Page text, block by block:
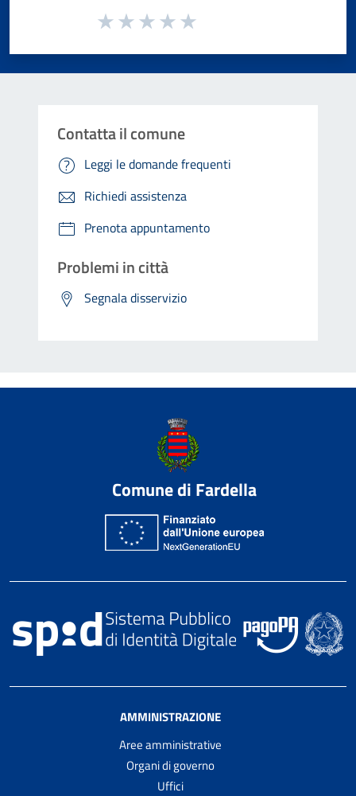
Valuta da 1 a 5 stelle la pagina
Contatta il comune
Leggi le domande frequenti
Richiedi assistenza
Prenota appuntamento
Problemi in città
Segnala disservizio
Comune di Fardella
AMMINISTRAZIONE
Aree amministrative
Organi di governo
Uffici